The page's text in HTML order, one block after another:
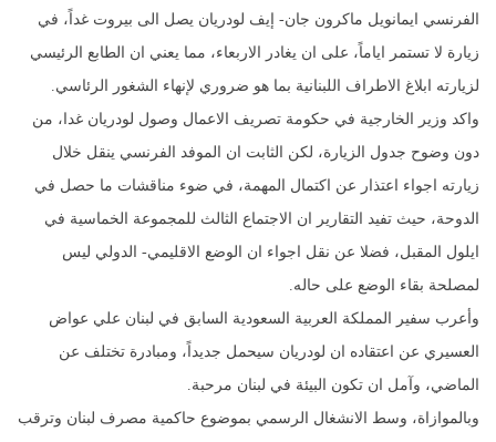
الفرنسي ايمانويل ماكرون جان- إيف لودريان يصل الى بيروت غداً، في
زيارة لا تستمر اياماً، على ان يغادر الاربعاء، مما يعني ان الطابع الرئيسي
لزيارته ابلاغ الاطراف اللبنانية بما هو ضروري لإنهاء الشغور الرئاسي.
واكد وزير الخارجية في حكومة تصريف الاعمال وصول لودريان غدا، من
دون وضوح جدول الزيارة، لكن الثابت ان الموفد الفرنسي ينقل خلال
زيارته اجواء اعتذار عن اكتمال المهمة، في ضوء مناقشات ما حصل في
الدوحة، حيث تفيد التقارير ان الاجتماع الثالث للمجموعة الخماسية في
ايلول المقبل، فضلا عن نقل اجواء ان الوضع الاقليمي- الدولي ليس
لمصلحة بقاء الوضع على حاله.
وأعرب سفير المملكة العربية السعودية السابق في لبنان علي عواض
العسيري عن اعتقاده ان لودريان سيحمل جديداً، ومبادرة تختلف عن
الماضي، وآمل ان تكون البيئة في لبنان مرحبة.
وبالموازاة، وسط الانشغال الرسمي بموضوع حاكمية مصرف لبنان وترقب